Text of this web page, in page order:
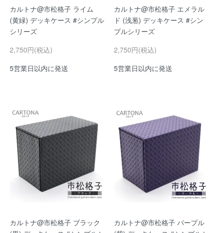
カルトナ@市松格子 ライム
(黄緑) デッキケース #シンプル
シリーズ
2,750円(税込)
5営業日以内に発送
カルトナ@市松格子 エメラル
ド (浅葱) デッキケース #シン
プルシリーズ
2,750円(税込)
5営業日以内に発送
カルトナ@市松格子 ブラック
カルトナ@市松格子 パープル